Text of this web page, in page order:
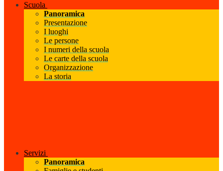
Scuola
Panoramica
Presentazione
I luoghi
Le persone
I numeri della scuola
Le carte della scuola
Organizzazione
La storia
Servizi
Panoramica